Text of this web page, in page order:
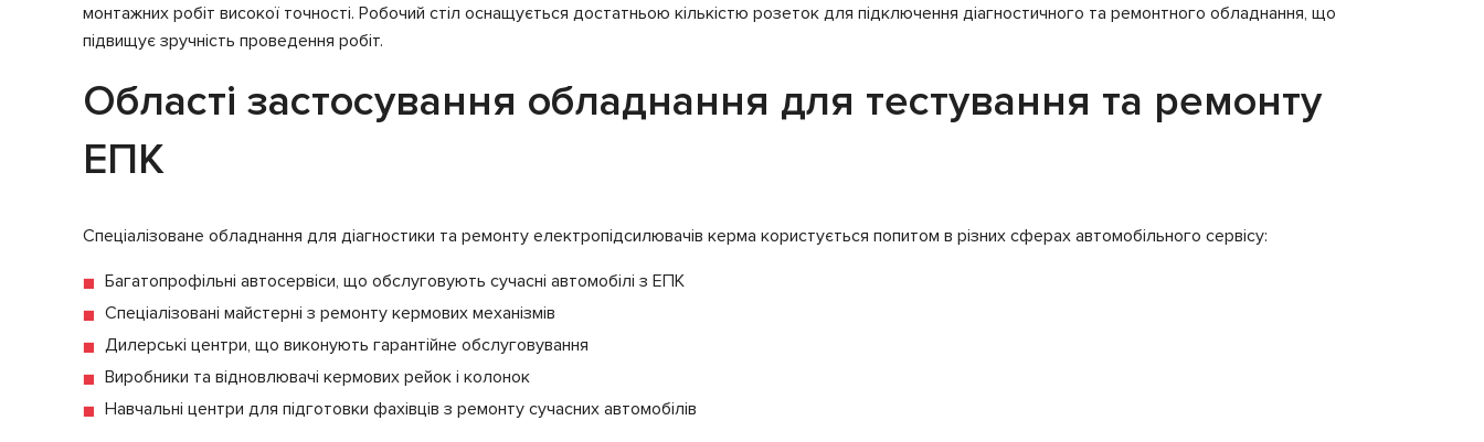
монтажних робіт високої точності. Робочий стіл оснащується достатньою кількістю розеток для підключення діагностичного та ремонтного обладнання, що
підвищує зручність проведення робіт.
Області застосування обладнання для тестування та ремонту
ЕПК
Спеціалізоване обладнання для діагностики та ремонту електропідсилювачів керма користується попитом в різних сферах автомобільного сервісу:
Багатопрофільні автосервіси, що обслуговують сучасні автомобілі з ЕПК
Спеціалізовані майстерні з ремонту кермових механізмів
Дилерські центри, що виконують гарантійне обслуговування
Виробники та відновлювачі кермових рейок і колонок
Навчальні центри для підготовки фахівців з ремонту сучасних автомобілів